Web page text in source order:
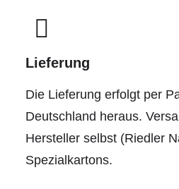
Lieferung
Die Lieferung erfolgt per
Deutschland heraus.
Hersteller selbst (Riedler
Spezialkartons.